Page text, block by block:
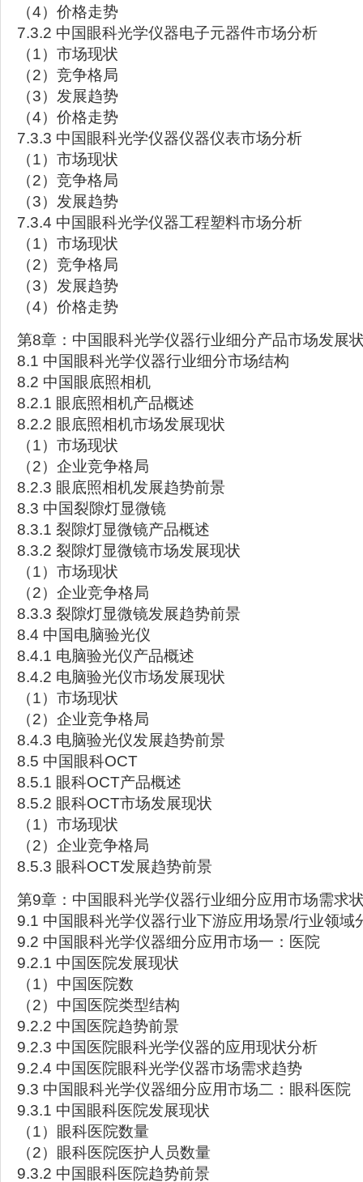
（4）价格走势
7.3.2 中国眼科光学仪器电子元器件市场分析
（1）市场现状
（2）竞争格局
（3）发展趋势
（4）价格走势
7.3.3 中国眼科光学仪器仪器仪表市场分析
（1）市场现状
（2）竞争格局
（3）发展趋势
7.3.4 中国眼科光学仪器工程塑料市场分析
（1）市场现状
（2）竞争格局
（3）发展趋势
（4）价格走势
第8章：中国眼科光学仪器行业细分产品市场发展
8.1 中国眼科光学仪器行业细分市场结构
8.2 中国眼底照相机
8.2.1 眼底照相机产品概述
8.2.2 眼底照相机市场发展现状
（1）市场现状
（2）企业竞争格局
8.2.3 眼底照相机发展趋势前景
8.3 中国裂隙灯显微镜
8.3.1 裂隙灯显微镜产品概述
8.3.2 裂隙灯显微镜市场发展现状
（1）市场现状
（2）企业竞争格局
8.3.3 裂隙灯显微镜发展趋势前景
8.4 中国电脑验光仪
8.4.1 电脑验光仪产品概述
8.4.2 电脑验光仪市场发展现状
（1）市场现状
（2）企业竞争格局
8.4.3 电脑验光仪发展趋势前景
8.5 中国眼科OCT
8.5.1 眼科OCT产品概述
8.5.2 眼科OCT市场发展现状
（1）市场现状
（2）企业竞争格局
8.5.3 眼科OCT发展趋势前景
第9章：中国眼科光学仪器行业细分应用市场需求
9.1 中国眼科光学仪器行业下游应用场景/行业领域
9.2 中国眼科光学仪器细分应用市场一：医院
9.2.1 中国医院发展现状
（1）中国医院数
（2）中国医院类型结构
9.2.2 中国医院趋势前景
9.2.3 中国医院眼科光学仪器的应用现状分析
9.2.4 中国医院眼科光学仪器市场需求趋势
9.3 中国眼科光学仪器细分应用市场二：眼科医院
9.3.1 中国眼科医院发展现状
（1）眼科医院数量
（2）眼科医院医护人员数量
9.3.2 中国眼科医院趋势前景